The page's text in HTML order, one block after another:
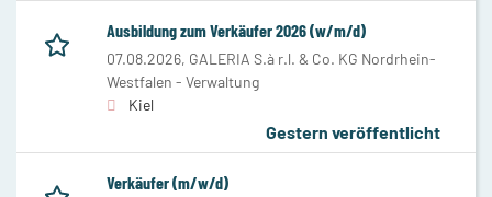
Ausbildung zum Verkäufer 2026 (w/m/d)
07.08.2026, GALERIA S.à r.l. & Co. KG Nordrhein-
Westfalen - Verwaltung
Kiel
Gestern veröffentlicht
Verkäufer (m/w/d)